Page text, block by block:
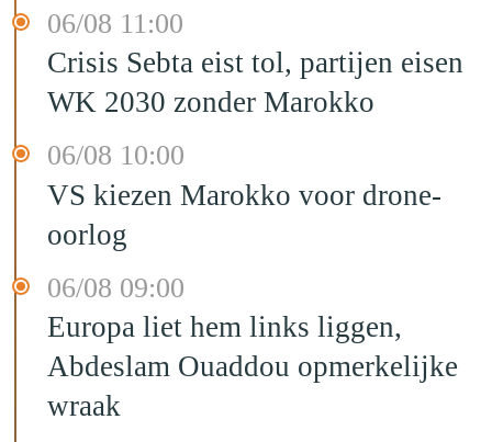
06/08 11:00
Crisis Sebta eist tol, partijen eisen
WK 2030 zonder Marokko
06/08 10:00
VS kiezen Marokko voor drone-
oorlog
06/08 09:00
Europa liet hem links liggen,
Abdeslam Ouaddou opmerkelijke
wraak